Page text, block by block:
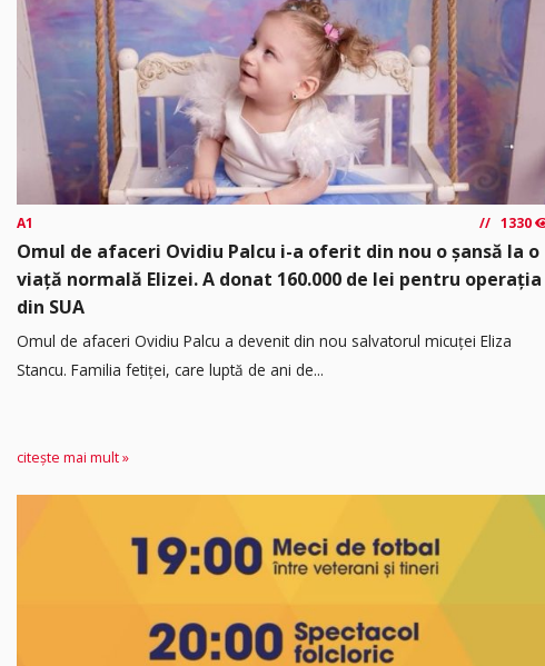
A1 1330
Omul de afaceri Ovidiu Palcu i-a oferit din nou o șansă la o
viață normală Elizei. A donat 160.000 de lei pentru operația
din SUA
Omul de afaceri Ovidiu Palcu a devenit din nou salvatorul micuței Eliza
Stancu. Familia fetiței, care luptă de ani de...
citește mai mult »